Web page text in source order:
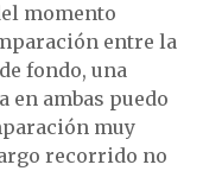
momento
entre la
fondo, una
en ambas puedo
muy
recorrido no